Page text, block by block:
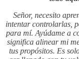
Señor, necesito
intentar controlarlas,
para mí. Ayúdame a
significa alinear mi
tus propósitos. Es